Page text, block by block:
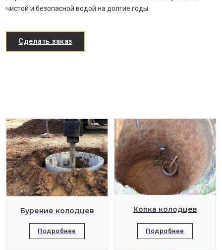
чистой и безопасной водой на долгие годы.
Сделать заказ
Бурение колодцев
Подробнее
Копка колодцев
Подробнее